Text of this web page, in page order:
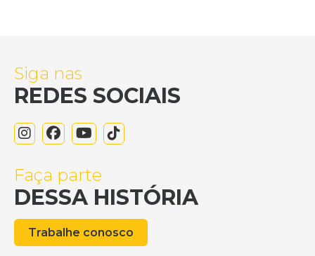
Siga nas
REDES SOCIAIS
Faça parte
DESSA HISTÓRIA
Trabalhe conosco